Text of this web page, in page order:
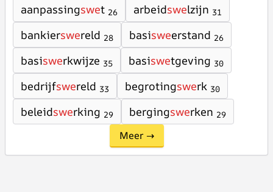
aanpassingswet 26 arbeidswelzijn 31
bankierswereld 28 basisweerstand 26
basiswerkwijze 35 basiswetgeving 30
bedrijfswereld 33 begrotingswerk 30
beleidswerking 29 bergingswerken 29
Meer →